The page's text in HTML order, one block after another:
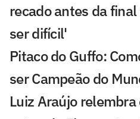
recado antes da
ser difícil'
Pitaco do Guffo:
ser Campeão do
Luiz Araújo